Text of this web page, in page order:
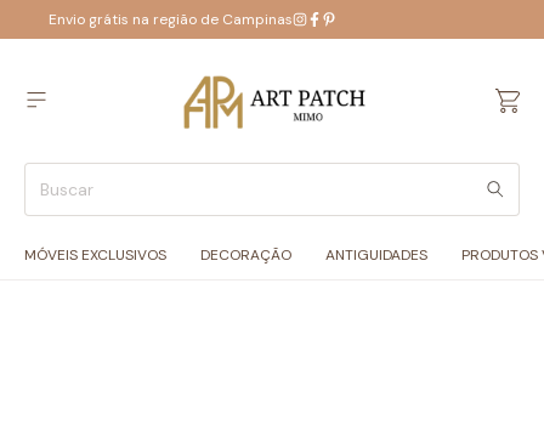
Envio grátis na região de Campinas
MÓVEIS EXCLUSIVOS DECORAÇÃO ANTIGUIDADES PRODUTOS